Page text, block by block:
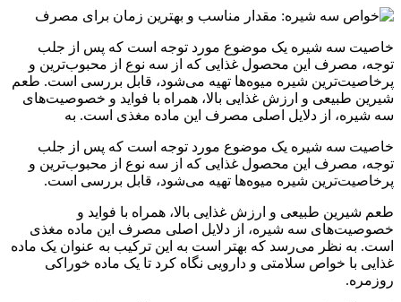
خاصیت سه شیره یک موضوع مورد توجه است که پس از جلب
توجه، مصرف این محصول غذایی که از سه نوع از محبوب‌ترین و
پرخاصیت‌ترین شیره میوه‌ها تهیه می‌شود، قابل بررسی است. طعم
شیرین طبیعی و ارزش غذایی بالا، همراه با فواید و خصوصیت‌های
سه شیره، از دلایل اصلی مصرف این ماده مغذی است. به
خاصیت سه شیره یک موضوع مورد توجه است که پس از جلب
توجه، مصرف این محصول غذایی که از سه نوع از محبوب‌ترین و
پرخاصیت‌ترین شیره میوه‌ها تهیه می‌شود، قابل بررسی است.
طعم شیرین طبیعی و ارزش غذایی بالا، همراه با فواید و
خصوصیت‌های سه شیره، از دلایل اصلی مصرف این ماده مغذی
است. به نظر می‌رسد که بهتر است به این ترکیب به عنوان یک ماده
غذایی با خواص سلامتی و دارویی نگاه کرد تا یک ماده خوراکی
روزمره.